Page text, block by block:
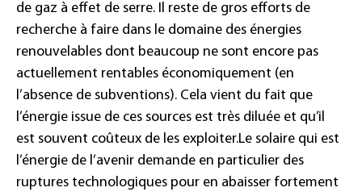
de gaz à effet de serre. Il reste de gros efforts de
recherche à faire dans le domaine des énergies
renouvelables dont beaucoup ne sont encore pas
actuellement rentables économiquement (en
l’absence de subventions). Cela vient du fait que
l’énergie issue de ces sources est très diluée et qu’il
est souvent coûteux de les exploiter.Le solaire qui est
l’énergie de l’avenir demande en particulier des
ruptures technologiques pour en abaisser fortement